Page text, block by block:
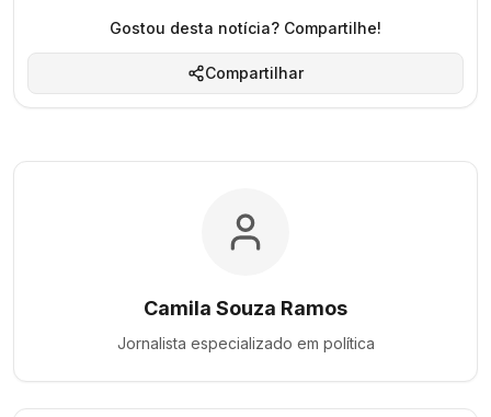
Gostou desta notícia? Compartilhe!
Compartilhar
Camila Souza Ramos
Jornalista especializado em política